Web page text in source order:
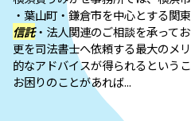
・葉山町・鎌倉市を中心とする関
信託・法人関連のご相談を承って
更を司法書士へ依頼する最大のメ
的なアドバイスが得られるという
お困りのことがあれば...